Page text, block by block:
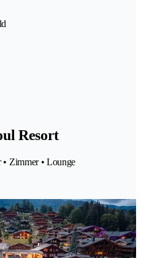
Resort
• Zimmer • Lounge